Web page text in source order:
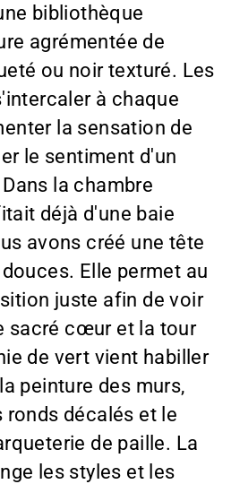
bibliothèque
agrémentée de
ou noir texturé. Les
à chaque
la sensation de
le sentiment d'un
la chambre
déjà d'une baie
avons créé une tête
Elle permet au
juste afin de voir
sacré cœur et la tour
de vert vient habiller
peinture des murs,
décalés et le
de paille. La
les styles et les